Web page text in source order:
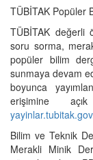
TÜBİTAK Popüler
TÜBİTAK değerli
soru sorma,
popüler bilim
sunmaya devam
boyunca
erişimine
Bilim ve Teknik
Merakli Minik